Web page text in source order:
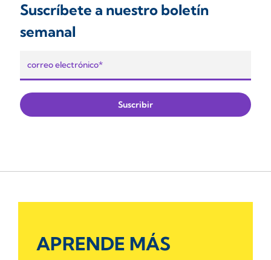
Suscríbete a nuestro boletín
semanal
APRENDE MÁS